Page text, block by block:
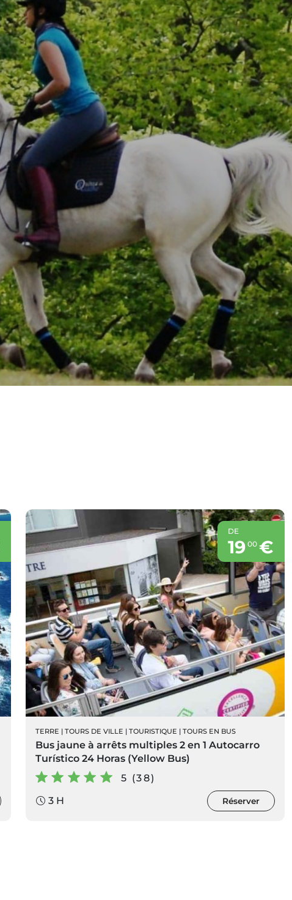
DE
19 00 €
TERRE | TOURS DE VILLE | TOURISTIQUE | TOURS EN BUS
Bus jaune à arrêts multiples 2 en 1 Autocarro
Turístico 24 Horas (Yellow Bus)
5 (38)
3 H
Réserver